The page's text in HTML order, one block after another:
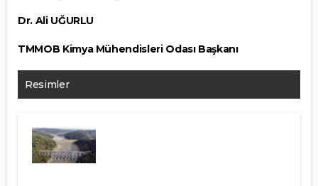
Dr. Ali UĞURLU
TMMOB Kimya Mühendisleri Odası Başkanı
Resimler